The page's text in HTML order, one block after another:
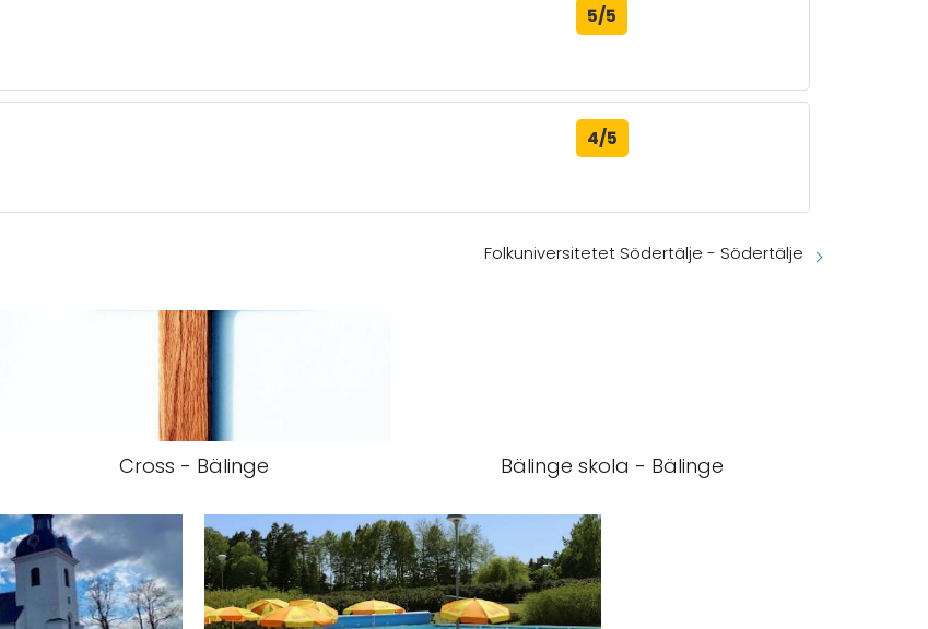
5/5
4/5
Folkuniversitetet Södertälje - Södertälje
Cross - Bälinge Bälinge skola - Bälinge